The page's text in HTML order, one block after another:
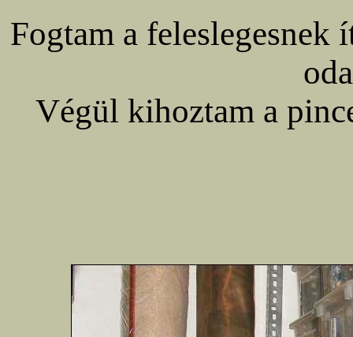
Fogtam a feleslegesnek
Végül kihoztam a